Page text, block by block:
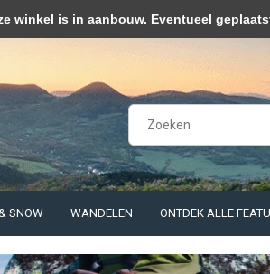
SNOW WANDELEN ONTDEK ALLE
op om onze website te verbeteren. Is dat
winkel is in aanbouw. Eventueel